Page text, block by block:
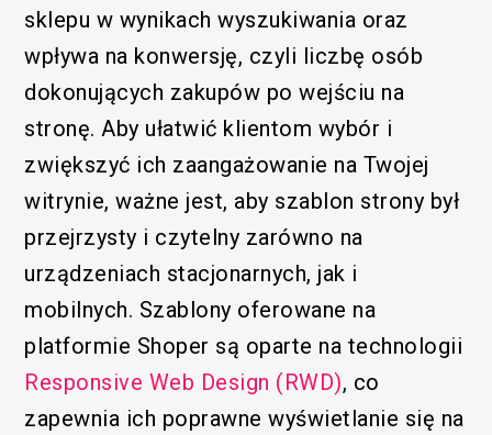
sklepu w wynikach wyszukiwania oraz
wpływa na konwersję, czyli liczbę osób
dokonujących zakupów po wejściu na
stronę. Aby ułatwić klientom wybór i
zwiększyć ich zaangażowanie na Twojej
witrynie, ważne jest, aby szablon strony był
przejrzysty i czytelny zarówno na
urządzeniach stacjonarnych, jak i
mobilnych. Szablony oferowane na
platformie Shoper są oparte na technologii
Responsive Web Design (RWD), co
zapewnia ich poprawne wyświetlanie się na